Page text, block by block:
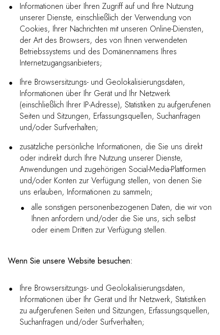
Informationen über Ihren Zugriff auf und Ihre Nutzung
unserer Dienste, einschließlich der Verwendung von
Cookies, Ihrer Nachrichten mit unseren Online-Diensten,
der Art des Browsers, des von Ihnen verwendeten
Betriebssystems und des Domänennamens Ihres
Internetzugangsanbieters;
Ihre Browsersitzungs- und Geolokalisierungsdaten,
Informationen über Ihr Gerät und Ihr Netzwerk
(einschließlich Ihrer IP-Adresse), Statistiken zu aufgerufenen
Seiten und Sitzungen, Erfassungsquellen, Suchanfragen
und/oder Surfverhalten;
zusätzliche persönliche Informationen, die Sie uns direkt
oder indirekt durch Ihre Nutzung unserer Dienste,
Anwendungen und zugehörigen Social-Media-Plattformen
und/oder Konten zur Verfügung stellen, von denen Sie
uns erlauben, Informationen zu sammeln;
alle sonstigen personenbezogenen Daten, die wir von
Ihnen anfordern und/oder die Sie uns, sich selbst
oder einem Dritten zur Verfügung stellen.
Wenn Sie unsere Website besuchen:
Ihre Browsersitzungs- und Geolokalisierungsdaten,
Informationen über Ihr Gerät und Ihr Netzwerk, Statistiken
zu aufgerufenen Seiten und Sitzungen, Erfassungsquellen,
Suchanfragen und/oder Surfverhalten;